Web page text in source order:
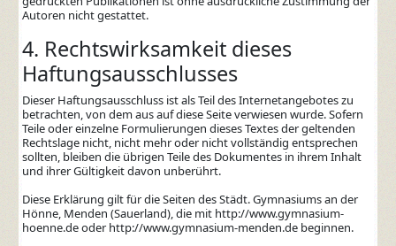
Autoren nicht gestattet.
4. Rechtswirksamkeit dieses
Haftungsausschlusses
Dieser Haftungsausschluss ist als Teil des Internetangebotes zu
betrachten, von dem aus auf diese Seite verwiesen wurde. Sofern
Teile oder einzelne Formulierungen dieses Textes der geltenden
Rechtslage nicht, nicht mehr oder nicht vollständig entsprechen
sollten, bleiben die übrigen Teile des Dokumentes in ihrem Inhalt
und ihrer Gültigkeit davon unberührt.
Diese Erklärung gilt für die Seiten des Städt. Gymnasiums an der
Hönne, Menden (Sauerland), die mit http://www.gymnasium-
hoenne.de oder http://www.gymnasium-menden.de beginnen.